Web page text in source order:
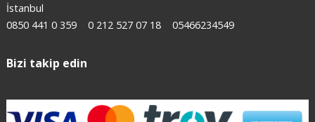
İstanbul
0850 441 0 359
0 212 527 07 18 05466234549
Bizi takip edin